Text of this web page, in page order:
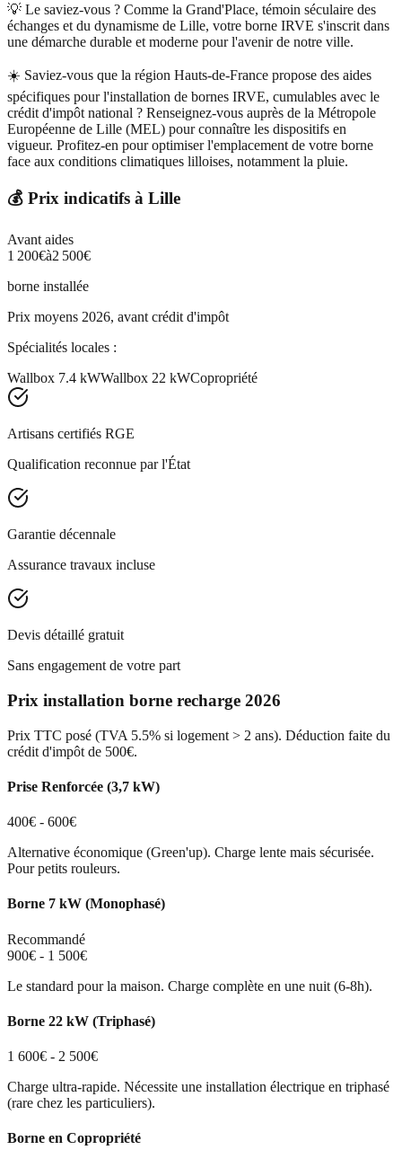
💡 Le saviez-vous ? Comme la Grand'Place, témoin séculaire des
échanges et du dynamisme de Lille, votre borne IRVE s'inscrit dans
une démarche durable et moderne pour l'avenir de notre ville.
☀️ Saviez-vous que la région Hauts-de-France propose des aides
spécifiques pour l'installation de bornes IRVE, cumulables avec le
crédit d'impôt national ? Renseignez-vous auprès de la Métropole
Européenne de Lille (MEL) pour connaître les dispositifs en
vigueur. Profitez-en pour optimiser l'emplacement de votre borne
face aux conditions climatiques lilloises, notamment la pluie.
💰 Prix indicatifs à Lille
Avant aides
1 200€à2 500€
borne installée
Prix moyens 2026, avant crédit d'impôt
Spécialités locales :
Wallbox 7.4 kWWallbox 22 kWCopropriété
Artisans certifiés RGE
Qualification reconnue par l'État
Garantie décennale
Assurance travaux incluse
Devis détaillé gratuit
Sans engagement de votre part
Prix installation borne recharge 2026
Prix TTC posé (TVA 5.5% si logement > 2 ans). Déduction faite du
crédit d'impôt de 500€.
Prise Renforcée (3,7 kW)
400€ - 600€
Alternative économique (Green'up). Charge lente mais sécurisée.
Pour petits rouleurs.
Borne 7 kW (Monophasé)
Recommandé
900€ - 1 500€
Le standard pour la maison. Charge complète en une nuit (6-8h).
Borne 22 kW (Triphasé)
1 600€ - 2 500€
Charge ultra-rapide. Nécessite une installation électrique en triphasé
(rare chez les particuliers).
Borne en Copropriété